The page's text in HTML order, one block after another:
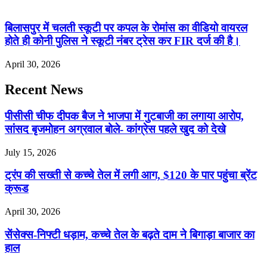
बिलासपुर में चलती स्कूटी पर कपल के रोमांस का वीडियो वायरल
होते ही कोनी पुलिस ने स्कूटी नंबर ट्रेस कर FIR दर्ज की है।
April 30, 2026
Recent News
पीसीसी चीफ दीपक बैज ने भाजपा में गुटबाजी का लगाया आरोप,
सांसद बृजमोहन अग्रवाल बोले- कांग्रेस पहले खुद को देखे
July 15, 2026
ट्रंप की सख्ती से कच्चे तेल में लगी आग, $120 के पार पहुंचा ब्रेंट
क्रूड
April 30, 2026
सेंसेक्स-निफ्टी धड़ाम, कच्चे तेल के बढ़ते दाम ने बिगाड़ा बाजार का
हाल